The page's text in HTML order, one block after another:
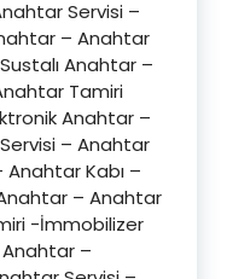
Servisi –
– Anahtar
Anahtar –
Tamiri
Anahtar –
– Anahtar
Anahtar Kabı –
– Anahtar
-İmmobilizer
–